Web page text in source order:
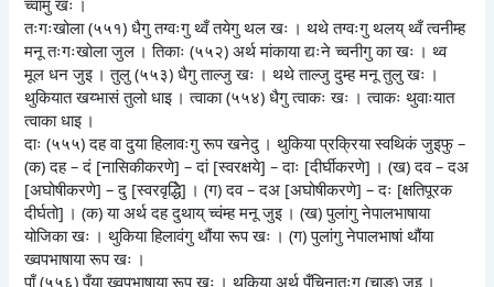
च्वामु खः ।
तःगःखोला (५५१) धैगु तग्वःगु थ्वँ तयेगु थल खः । थथे तग्वःगु थलय् थ्वँ त्वनीम्ह
मनू तःगःखोला जुल । तिकाः (५५२) अर्थ मांकाया द्यःने च्वनीगु का खः । थ्व
मूल धन जुइ । तुलु (५५३) धैगु ताल्जु खः । थथे ताल्जु दुम्ह मनू तुलु खः ।
थुकियात खय्भासं तुलो धाइ । त्वाका (५५४) धैगु त्वाकः खः । त्वाकः थुवाःयात
त्वाका धाइ ।
दाः (५५५) दह वा दुया हिलावःगु रूप खनेदु । थुकिया प्रक्रिया स्वथिकं जुइफु –
(क) दह – दं [नासिकीकरणे] – दां [स्वरक्षये] – दाः [दीर्घीकरणे] । (ख) दव – दअ
[अघोषीकरणे] – दु [स्वरवृद्धिे] । (ग) दव – दअ [अघोषीकरणे] – दः [क्षतिपूरक
दीर्घतो] । (क) या अर्थ दह दुथाय् च्वंम्ह मनू जुइ । (ख) पुलांगु नेपालभाषाया
योजिका खः । थुकिया हिलावंगु थौंया रूप खः । (ग) पुलांगु नेपालभाषां थौंया
ख्वपभाषाया रूप खः ।
पाँ (५५६) पँया ख्वपभाषाया रूप खः । थुकिया अर्थ पँचिनातःगु (चाङ) जुइ ।